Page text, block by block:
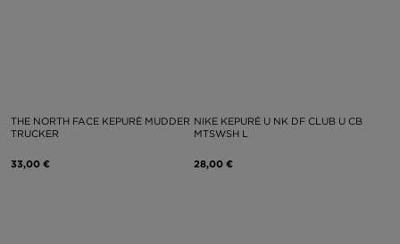
THE NORTH FACE KEPURĖ MUDDER
TRUCKER
33,00 €
NIKE KEPURĖ U NK DF CLUB U CB
MTSWSH L
28,00 €